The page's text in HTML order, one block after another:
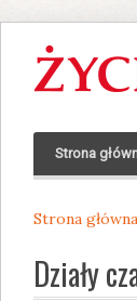
Strona
Jesteś
Strona główna
Działy